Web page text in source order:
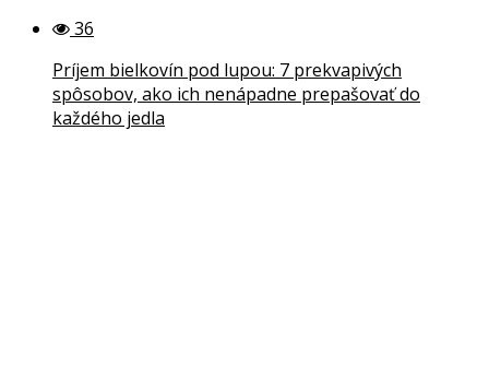
36
Príjem bielkovín pod lupou: 7 prekvapivých
spôsobov, ako ich nenápadne prepašovať do
každého jedla